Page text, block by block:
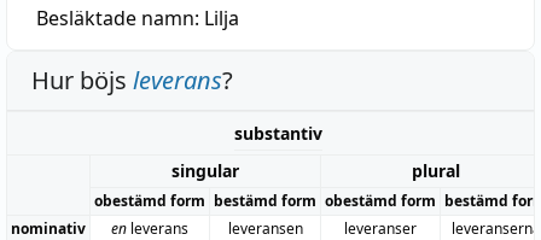
Besläktade namn: Lilja
Hur böjs leverans?
substantiv
singular
plural
obestämd form bestämd form obestämd form bestämd
nominativ
en leverans leveransen leveranser
leveranserna